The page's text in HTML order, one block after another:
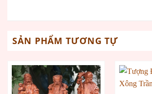
SẢN PHẨM TƯƠNG TỰ